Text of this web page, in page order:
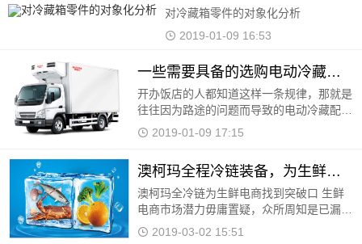
对冷藏箱零件的对象化分析
2019-01-09 16:53
一些需要具备的选购电动冷藏配送车的知识
开办饭店的人都知道这样一条规律，那就是
往往因为路途的问题而导致的电动冷藏配送
车送餐饮不及时所导致的各种残缺不穷的熟
2019-01-09 17:15
澳柯玛全程冷链装备，为生鲜电商找到突破口
澳柯玛全冷链为生鲜电商找到突破口 生鲜
电商市场潜力毋庸置疑，众所周知是已漏出
冰山一角的巨大金矿。艾瑞咨询发布的
2019-03-02 15:51